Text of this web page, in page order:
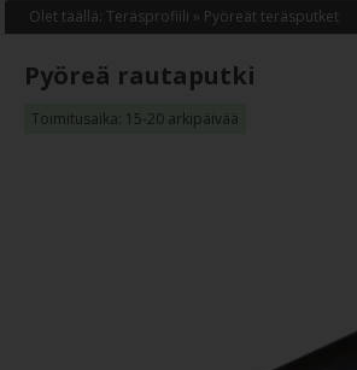
Olet täällä:Teräsprofiili » Pyöreät teräsputket
Pyöreä rautaputki
Toimitusaika: 15-20 arkipäivää